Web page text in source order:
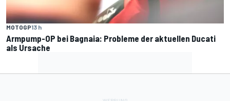
MOTOGP13 h
Armpump-OP bei Bagnaia: Probleme der aktuellen Ducati
als Ursache